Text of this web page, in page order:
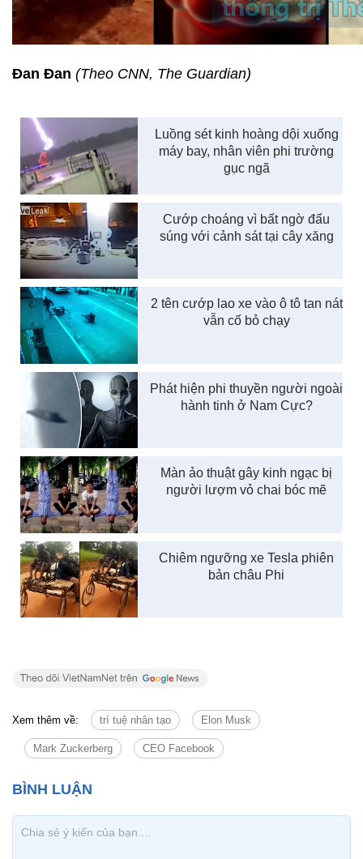
Đan Đan (Theo CNN, The Guardian)
Luồng sét kinh hoàng dội xuống
máy bay, nhân viên phi trường
gục ngã
Cướp choáng vì bất ngờ đấu
súng với cảnh sát tại cây xăng
2 tên cướp lao xe vào ô tô tan nát
vẫn cố bỏ chạy
Phát hiện phi thuyền người ngoài
hành tinh ở Nam Cực?
Màn ảo thuật gây kinh ngạc bị
người lượm vỏ chai bóc mẽ
Chiêm ngưỡng xe Tesla phiên
bản châu Phi
Xem thêm về: trí tuệ nhân tạo Elon Musk
Mark Zuckerberg CEO Facebook